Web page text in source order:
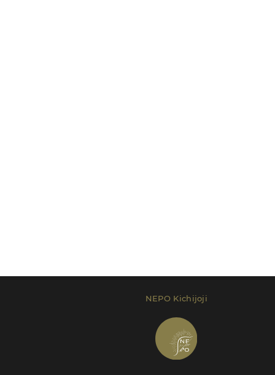
NEPO Kichijoji